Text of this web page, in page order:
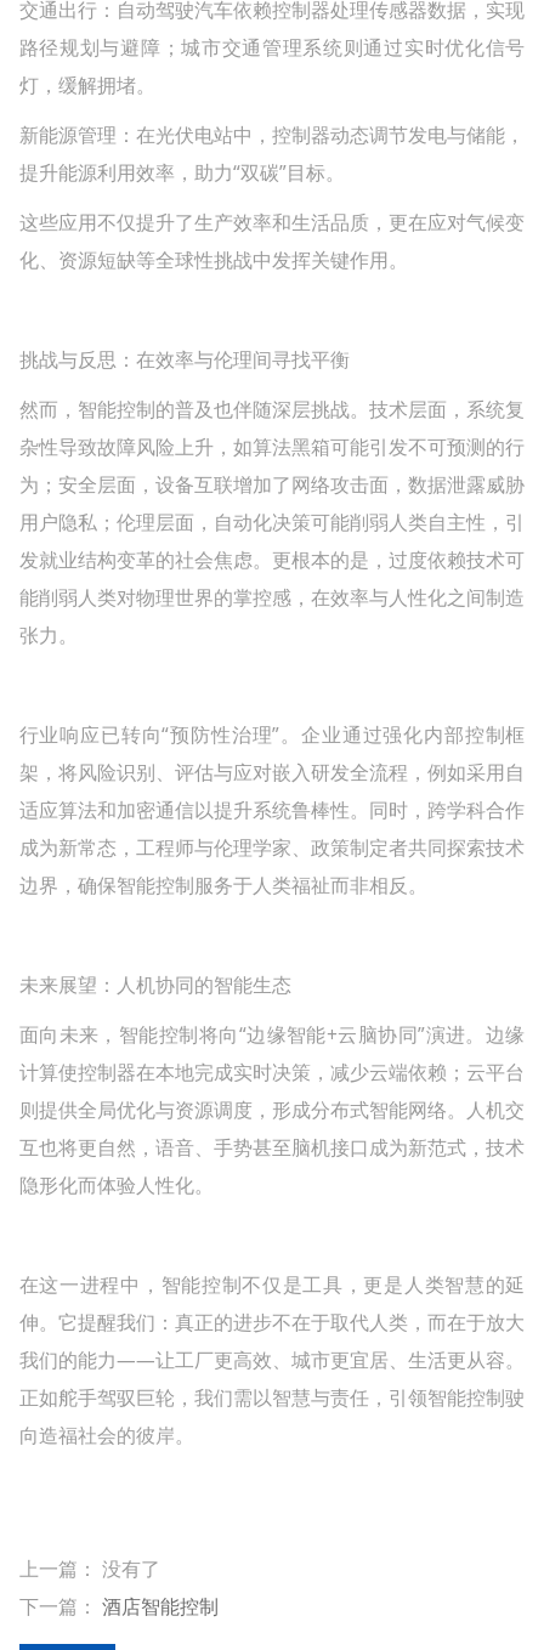
交通出行‌：自动驾驶汽车依赖控制器处理传感器数据，实现
路径规划与避障；城市交通管理系统则通过实时优化信号
灯，缓解拥堵。
新能源管理‌：在光伏电站中，控制器动态调节发电与储能，
提升能源利用效率，助力“双碳”目标。
这些应用不仅提升了生产效率和生活品质，更在应对气候变
化、资源短缺等全球性挑战中发挥关键作用。
挑战与反思：在效率与伦理间寻找平衡
然而，智能控制的普及也伴随深层挑战。技术层面，系统复
杂性导致故障风险上升，如算法黑箱可能引发不可预测的行
为；安全层面，设备互联增加了网络攻击面，数据泄露威胁
用户隐私；伦理层面，自动化决策可能削弱人类自主性，引
发就业结构变革的社会焦虑。更根本的是，过度依赖技术可
能削弱人类对物理世界的掌控感，在效率与人性化之间制造
张力。
行业响应已转向“预防性治理”。企业通过强化内部控制框
架，将风险识别、评估与应对嵌入研发全流程，例如采用自
适应算法和加密通信以提升系统鲁棒性。同时，跨学科合作
成为新常态，工程师与伦理学家、政策制定者共同探索技术
边界，确保智能控制服务于人类福祉而非相反。
未来展望：人机协同的智能生态
面向未来，智能控制将向“边缘智能+云脑协同”演进。边缘
计算使控制器在本地完成实时决策，减少云端依赖；云平台
则提供全局优化与资源调度，形成分布式智能网络。人机交
互也将更自然，语音、手势甚至脑机接口成为新范式，技术
隐形化而体验人性化。
在这一进程中，智能控制不仅是工具，更是人类智慧的延
伸。它提醒我们：真正的进步不在于取代人类，而在于放大
我们的能力——让工厂更高效、城市更宜居、生活更从容。
正如舵手驾驭巨轮，我们需以智慧与责任，引领智能控制驶
向造福社会的彼岸。
上一篇： 没有了
下一篇： 酒店智能控制